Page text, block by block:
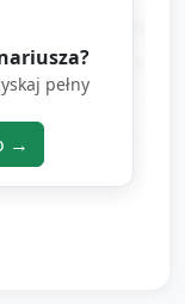
przykryj
w płaskich
duże rybki z
proste
rzepu
pełny
→